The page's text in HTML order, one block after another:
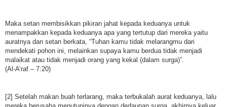
Maka setan membisikkan pikiran jahat kepada keduanya untuk
menampakkan kepada keduanya apa yang tertutup dari mereka yaitu
auratnya dan setan berkata, “Tuhan kamu tidak melarangmu dari
mendekati pohon ini, melainkan supaya kamu berdua tidak menjadi
malaikat atau tidak menjadi orang yang kekal (dalam surga)”.
(Al-A’raf – 7:20)
[2] Setelah makan buah terlarang, maka terbukalah aurat keduanya, lalu